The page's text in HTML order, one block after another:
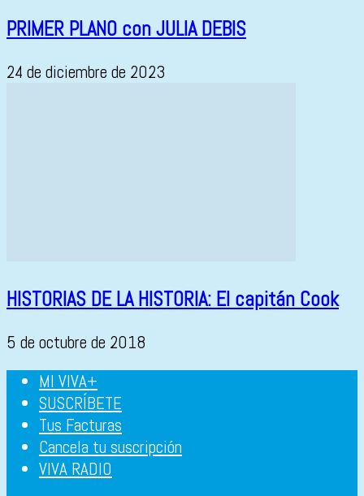
PRIMER PLANO con JULIA DEBIS
24 de diciembre de 2023
HISTORIAS DE LA HISTORIA: El capitán Cook
5 de octubre de 2018
MI VIVA+
SUSCRÍBETE
Tus Facturas
Cancela tu suscripción
VIVA RADIO